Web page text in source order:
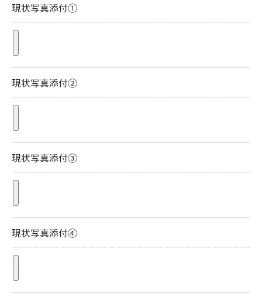
現状写真添付①
現状写真添付②
現状写真添付③
現状写真添付④